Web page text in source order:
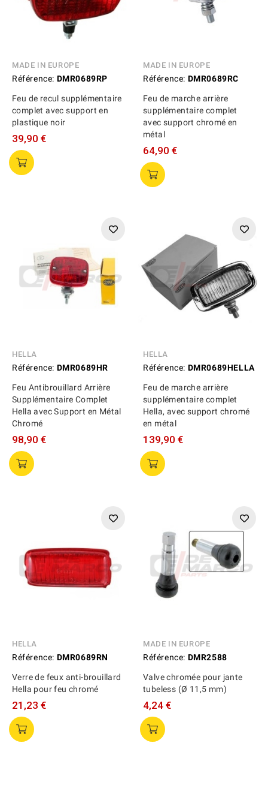
MADE IN EUROPE
Référence: DMR0689RP
Feu de recul supplémentaire
complet avec support en
plastique noir
39,90 €
MADE IN EUROPE
Référence: DMR0689RC
Feu de marche arrière
supplémentaire complet
avec support chromé en
métal
64,90 €
HELLA
Référence: DMR0689HR
Feu Antibrouillard Arrière
Supplémentaire Complet
Hella avec Support en Métal
Chromé
98,90 €
HELLA
Référence: DMR0689HELLA
Feu de marche arrière
supplémentaire complet
Hella, avec support chromé
en métal
139,90 €
HELLA
Référence: DMR0689RN
Verre de feux anti-brouillard
Hella pour feu chromé
21,23 €
MADE IN EUROPE
Référence: DMR2588
Valve chromée pour jante
tubeless (Ø 11,5 mm)
4,24 €